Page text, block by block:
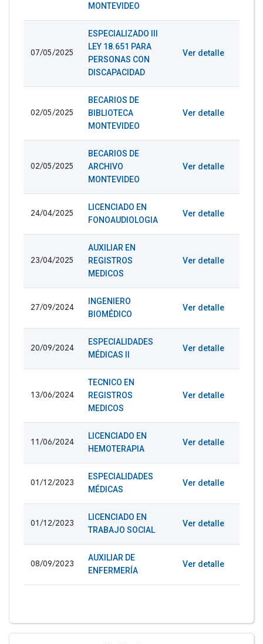
MONTEVIDEO
07/05/2025
ESPECIALIZADO III
LEY 18.651 PARA
PERSONAS CON
DISCAPACIDAD
Ver detalle
02/05/2025
BECARIOS DE
BIBLIOTECA
MONTEVIDEO
Ver detalle
02/05/2025
BECARIOS DE
ARCHIVO
MONTEVIDEO
Ver detalle
24/04/2025
LICENCIADO EN
FONOAUDIOLOGIA
Ver detalle
23/04/2025
AUXILIAR EN
REGISTROS
MEDICOS
Ver detalle
27/09/2024
INGENIERO
BIOMÉDICO
Ver detalle
20/09/2024
ESPECIALIDADES
MÉDICAS II
Ver detalle
13/06/2024
TECNICO EN
REGISTROS
MEDICOS
Ver detalle
11/06/2024
LICENCIADO EN
HEMOTERAPIA
Ver detalle
01/12/2023
ESPECIALIDADES
MÉDICAS
Ver detalle
01/12/2023
LICENCIADO EN
TRABAJO SOCIAL
Ver detalle
08/09/2023
AUXILIAR DE
ENFERMERÍA
Ver detalle